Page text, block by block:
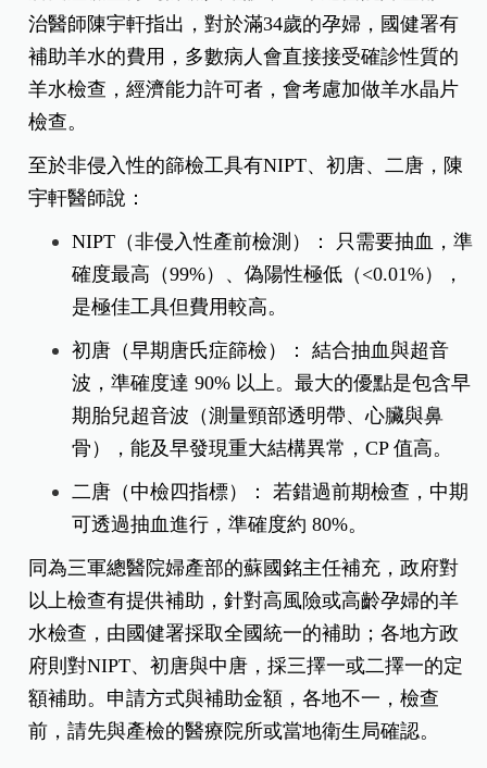
治醫師陳宇軒指出，對於滿34歲的孕婦，國健署有
補助羊水的費用，多數病人會直接接受確診性質的
羊水檢查，經濟能力許可者，會考慮加做羊水晶片
檢查。
至於非侵入性的篩檢工具有NIPT、初唐、二唐，陳
宇軒醫師說：
NIPT（非侵入性產前檢測）： 只需要抽血，準
確度最高（99%）、偽陽性極低（<0.01%），
是極佳工具但費用較高。
初唐（早期唐氏症篩檢）： 結合抽血與超音
波，準確度達 90% 以上。最大的優點是包含早
期胎兒超音波（測量頸部透明帶、心臟與鼻
骨），能及早發現重大結構異常，CP 值高。
二唐（中檢四指標）： 若錯過前期檢查，中期
可透過抽血進行，準確度約 80%。
同為三軍總醫院婦產部的蘇國銘主任補充，政府對
以上檢查有提供補助，針對高風險或高齡孕婦的羊
水檢查，由國健署採取全國統一的補助；各地方政
府則對NIPT、初唐與中唐，採三擇一或二擇一的定
額補助。申請方式與補助金額，各地不一，檢查
前，請先與產檢的醫療院所或當地衛生局確認。